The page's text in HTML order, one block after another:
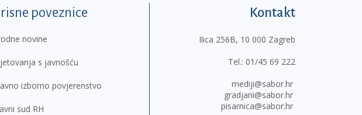
poveznice
novine
s javnošću
izborno povjerenstvo
sud RH
Kontakt
Ilica 256B, 10 000 Zagreb
Tel.: 01/45 69 222
mediji@sabor.hr
gradjani@sabor.hr
pisarnica@sabor.hr